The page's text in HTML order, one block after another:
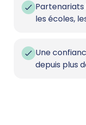
les écoles,
Une
depuis plus